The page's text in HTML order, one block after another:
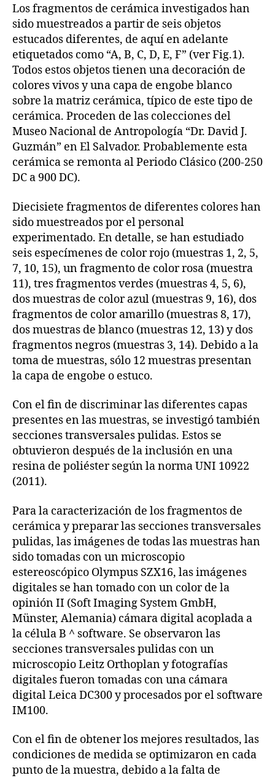
Los fragmentos de cerámica investigados han
sido muestreados a partir de seis objetos
estucados diferentes, de aquí en adelante
etiquetados como “A, B, C, D, E, F” (ver Fig.1).
Todos estos objetos tienen una decoración de
colores vivos y una capa de engobe blanco
sobre la matriz cerámica, típico de este tipo de
cerámica. Proceden de las colecciones del
Museo Nacional de Antropología “Dr. David J.
Guzmán” en El Salvador. Probablemente esta
cerámica se remonta al Periodo Clásico (200-250
DC a 900 DC).
Diecisiete fragmentos de diferentes colores han
sido muestreados por el personal
experimentado. En detalle, se han estudiado
seis especímenes de color rojo (muestras 1, 2, 5,
7, 10, 15), un fragmento de color rosa (muestra
11), tres fragmentos verdes (muestras 4, 5, 6),
dos muestras de color azul (muestras 9, 16), dos
fragmentos de color amarillo (muestras 8, 17),
dos muestras de blanco (muestras 12, 13) y dos
fragmentos negros (muestras 3, 14). Debido a la
toma de muestras, sólo 12 muestras presentan
la capa de engobe o estuco.
Con el fin de discriminar las diferentes capas
presentes en las muestras, se investigó también
secciones transversales pulidas. Estos se
obtuvieron después de la inclusión en una
resina de poliéster según la norma UNI 10922
(2011).
Para la caracterización de los fragmentos de
cerámica y preparar las secciones transversales
pulidas, las imágenes de todas las muestras han
sido tomadas con un microscopio
estereoscópico Olympus SZX16, las imágenes
digitales se han tomado con un color de la
opinión II (Soft Imaging System GmbH,
Münster, Alemania) cámara digital acoplada a
la célula B ^ software. Se observaron las
secciones transversales pulidas con un
microscopio Leitz Orthoplan y fotografías
digitales fueron tomadas con una cámara
digital Leica DC300 y procesados por el software
IM100.
Con el fin de obtener los mejores resultados, las
condiciones de medida se optimizaron en cada
punto de la muestra, debido a la falta de